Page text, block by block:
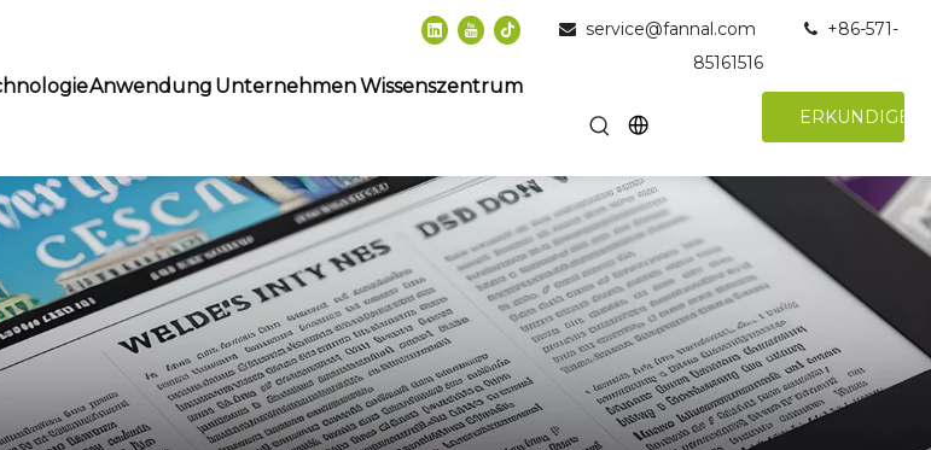
Anwendung UnternehmenWissenszentrum
 service@fannal.com +86-571-
85161516
ERKUNDIGEN